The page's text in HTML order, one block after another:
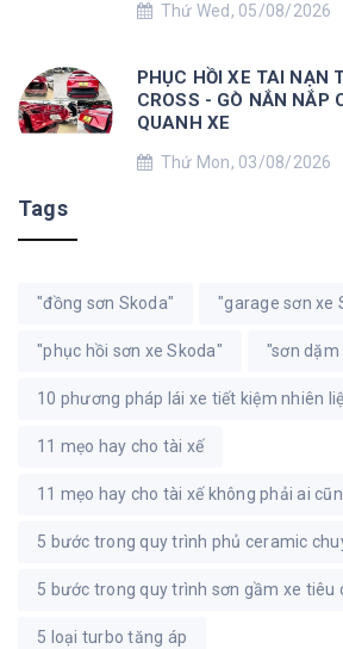
Thứ Wed, 05/08/2026
PHỤC HỒI XE TAI NẠN
CROSS - GÒ NẮN NẮP
QUANH XE
Thứ Mon, 03/08/2026
Tags
"đồng sơn Skoda" "garage sơn xe
"phục hồi sơn xe Skoda" "sơn dặm
10 phương pháp lái xe tiết kiệm nhiên
11 mẹo hay cho tài xế
11 mẹo hay cho tài xế không phải ai
5 bước trong quy trình phủ ceramic
5 bước trong quy trình sơn gầm xe tiêu
5 loại turbo tăng áp